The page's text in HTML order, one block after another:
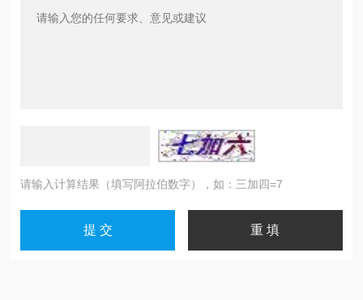
请输入计算结果（填写阿拉伯数字），如：三加四=7